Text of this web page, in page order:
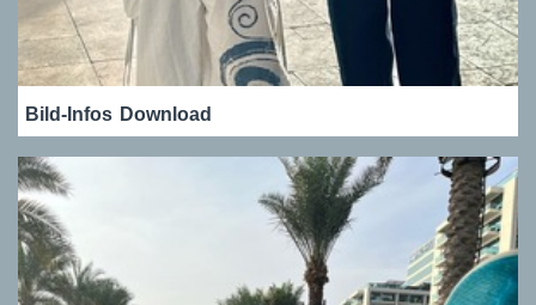
Bild-Infos Download